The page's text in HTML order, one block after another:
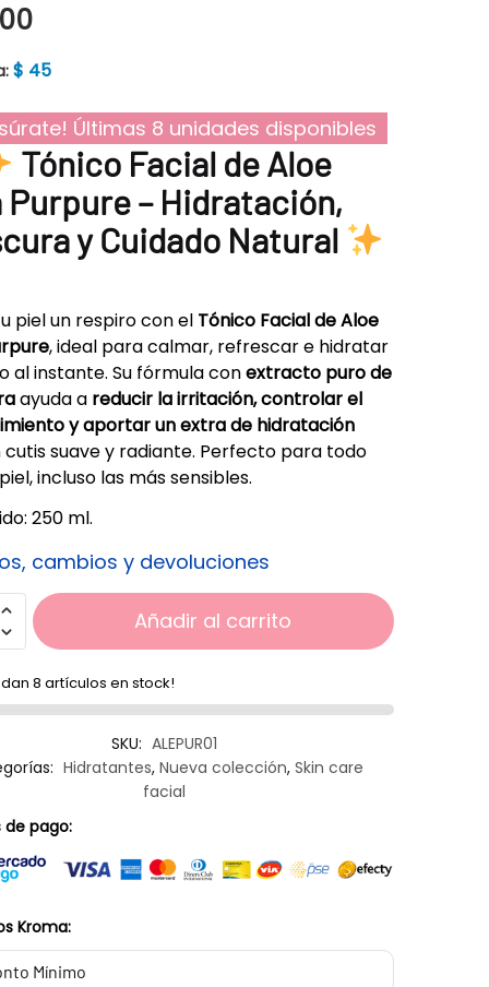
$ 45
Últimas 8 unidades disponibles
Tónico Facial de Aloe
Purpure – Hidratación,
y Cuidado Natural
piel un respiro con el Tónico Facial de Aloe
, ideal para calmar, refrescar e hidratar
al instante. Su fórmula conextracto puro de
ayuda a reducir la irritación, controlar el
y aportar un extra de hidratación
cutis suave y radiante. Perfecto para todo
incluso las más sensibles.
250 ml.
cambios y devoluciones
Añadir al carrito
8 artículos en stock!
SKU: ALEPUR01
Hidratantes, Nueva colección, Skin care
facial
de pago:
Kroma:
Mínimo